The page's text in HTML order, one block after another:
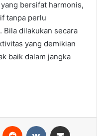
bersifat harmonis,
tanpa perlu
Bila dilakukan secara
yang demikian
baik dalam jangka